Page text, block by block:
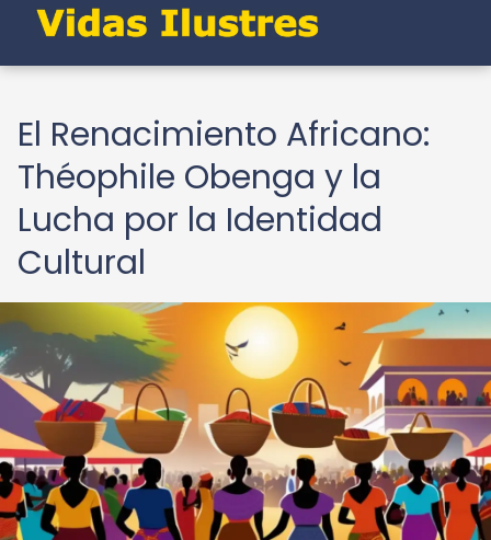
El Renacimiento Africano:
Théophile Obenga y la
Lucha por la Identidad
Cultural